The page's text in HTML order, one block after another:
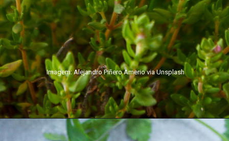
Imagem: Alejandro Piñero Amerio via Unsplash